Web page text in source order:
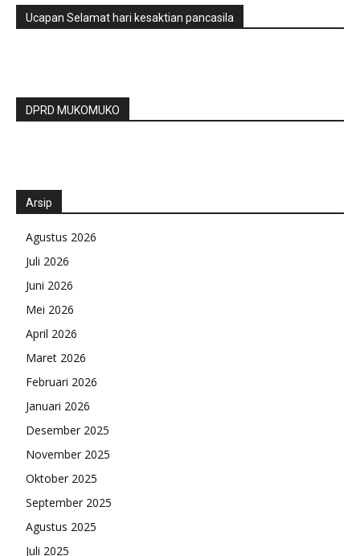
Ucapan Selamat hari kesaktian pancasila
DPRD MUKOMUKO
Arsip
Agustus 2026
Juli 2026
Juni 2026
Mei 2026
April 2026
Maret 2026
Februari 2026
Januari 2026
Desember 2025
November 2025
Oktober 2025
September 2025
Agustus 2025
Juli 2025